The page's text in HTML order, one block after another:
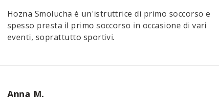
Hozna Smolucha è un'istruttrice di primo soccorso e
spesso presta il primo soccorso in occasione di vari
eventi, soprattutto sportivi.
Anna M.